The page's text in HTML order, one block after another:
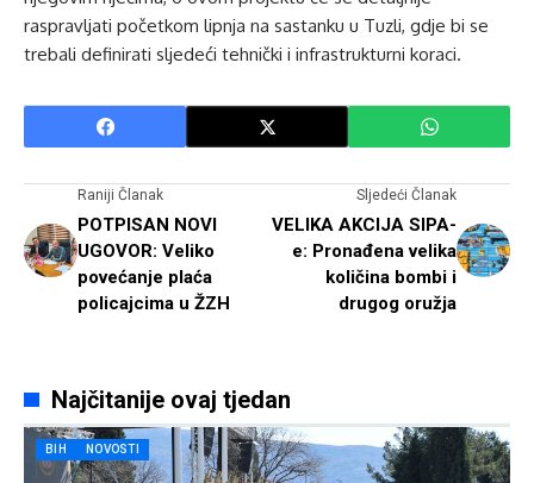
raspravljati početkom lipnja na sastanku u Tuzli, gdje bi se
trebali definirati sljedeći tehnički i infrastrukturni koraci.
Raniji Članak
POTPISAN NOVI
UGOVOR: Veliko
povećanje plaća
policajcima u ŽZH
Sljedeći Članak
VELIKA AKCIJA SIPA-
e: Pronađena velika
količina bombi i
drugog oružja
Najčitanije ovaj tjedan
BIH NOVOSTI